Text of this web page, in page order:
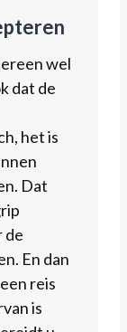
wel
dat de
het is
Dat
de
En dan
reis
is